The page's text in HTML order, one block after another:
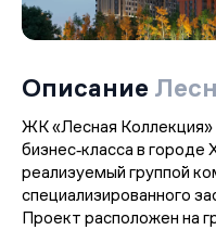
Описание
ЖК «Лесная
бизнес‑класса в
реализуемый группой
специализированного
Проект расположен на